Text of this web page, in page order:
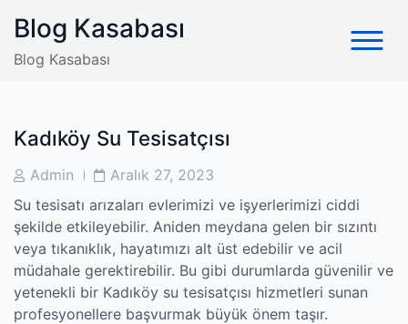
content
Blog Kasabası
Blog Kasabası
Kadıköy Su Tesisatçısı
PostAdmin
PostAralık 27, 2023
Su tesisatı arızaları evlerimizi ve işyerlerimizi ciddi
şekilde etkileyebilir. Aniden meydana gelen bir sızıntı
veya tıkanıklık, hayatımızı alt üst edebilir ve acil
müdahale gerektirebilir. Bu gibi durumlarda güvenilir ve
yetenekli bir Kadıköy su tesisatçısı hizmetleri sunan
profesyonellere başvurmak büyük önem taşır.